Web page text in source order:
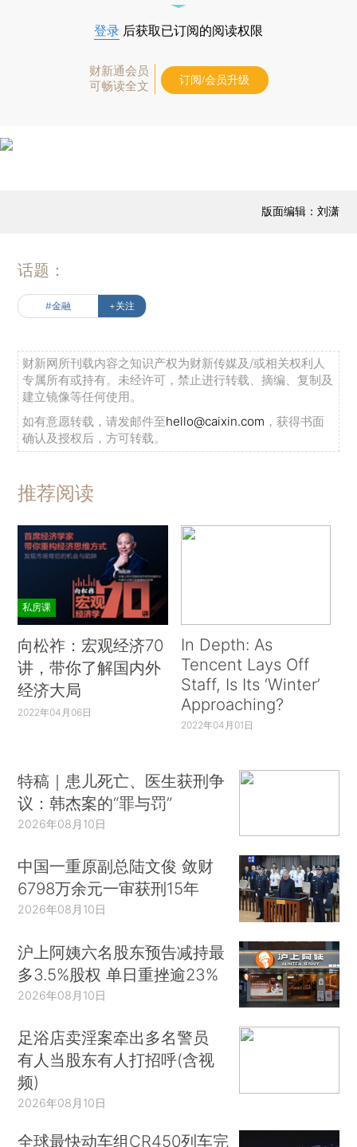
登录 后获取已订阅的阅读权限
财新通会员
可畅读全文
订阅/会员升级
版面编辑：刘潇
话题：
#金融 +关注
财新网所刊载内容之知识产权为财新传媒及/或相关权利人
专属所有或持有。未经许可，禁止进行转载、摘编、复制及
建立镜像等任何使用。
如有意愿转载，请发邮件至hello@caixin.com ，获得书面
确认及授权后，方可转载。
推荐阅读
私房课
向松祚：宏观经济70
讲，带你了解国内外
经济大局
2022年04月06日
In Depth: As
Tencent Lays Off
Staff, Is Its ‘Winter’
Approaching?
2022年04月01日
特稿｜患儿死亡、医生获刑争
议：韩杰案的“罪与罚”
2026年08月10日
中国一重原副总陆文俊 敛财
6798万余元一审获刑15年
2026年08月10日
沪上阿姨六名股东预告减持最
多3.5%股权 单日重挫逾23%
2026年08月10日
足浴店卖淫案牵出多名警员
有人当股东有人打招呼(含视
频)
2026年08月10日
全球最快动车组CR450列车完